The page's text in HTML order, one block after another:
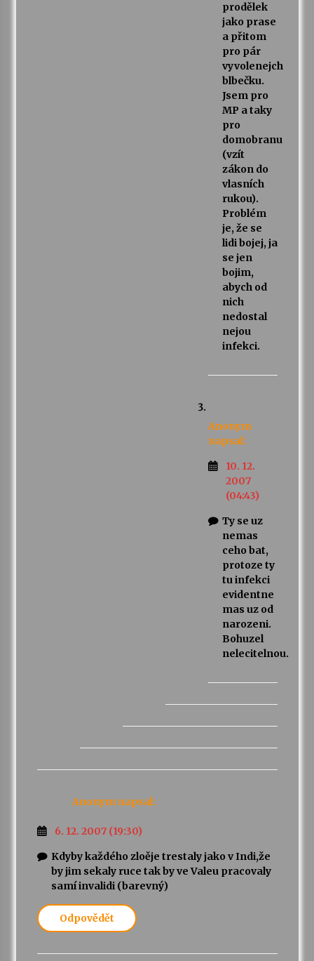
prodělek
jako prase
a přitom
pro pár
vyvolenejch
blbečku.
Jsem pro
MP a taky
pro
domobranu
(vzít
zákon do
vlasních
rukou).
Problém
je, že se
lidi bojej, ja
se jen
bojim,
abych od
nich
nedostal
nejou
infekci.
Anonym
napsal:
10. 12.
2007
(04:43)
Ty se uz
nemas
ceho bat,
protoze ty
tu infekci
evidentne
mas uz od
narozeni.
Bohuzel
nelecitelnou.
Anonym napsal:
6. 12. 2007 (19:30)
Kdyby každého zloěje trestaly jako v Indi,že
by jim sekaly ruce tak by ve Valeu pracovaly
samí invalidi (barevný)
Odpovědět